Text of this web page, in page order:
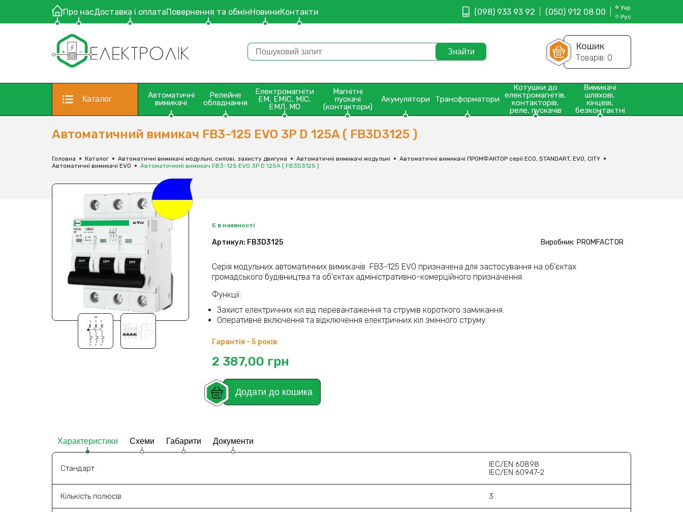
Про насДоставка і оплатаПовернення та обмінНовиниКонтакти (098) 933 93 92 (050) 912 08 00
Укр
Рус
Кошик
Товарів: 0
Каталог
Автоматичні
вимикачі
Релейне
обладнання
Електромагніти
ЕМ, ЕМІС, МІС,
ЕМЛ, МО
Магнітні
пускачі
(контактори)
Акумулятори Трансформатори
Котушки до
електромагнітів,
контакторів,
реле, пускачів
Вимикачі
шляхові,
кінцеві,
безконтактні
Автоматичний вимикач FB3-125 EVO 3P D 125A ( FB3D3125 )
Головна Каталог Автоматичні вимикачі модульні, силові, захисту двигуна Автоматичні вимикачі модульні
Автоматичні вимикачі ПРОМФАКТОР серії ECO, STANDART, EVO, CITY
Автоматичні вимикачі EVO
Автоматичний вимикач FB3-125 EVO 3P D 125A ( FB3D3125 )
Є в наявності
Артикул: FB3D3125 Виробник: PROMFACTOR
Серія модульних автоматичних вимикачів FB3-125 EVO призначена для застосування на об’єктах
громадського будівництва та об’єктах адміністративно-комерційного призначення.
Функції:
Захист електричних кіл від перевантаження та струмів короткого замикання.
Оперативне включення та відключення електричних кіл змінного струму.
Гарантія - 5 років
2 387,00 грн
Додати до кошика
Характеристики Схеми Габарити Документи
Стандарт
IEC/EN 60898
IEC/EN 60947-2
Кількість полюсів 3